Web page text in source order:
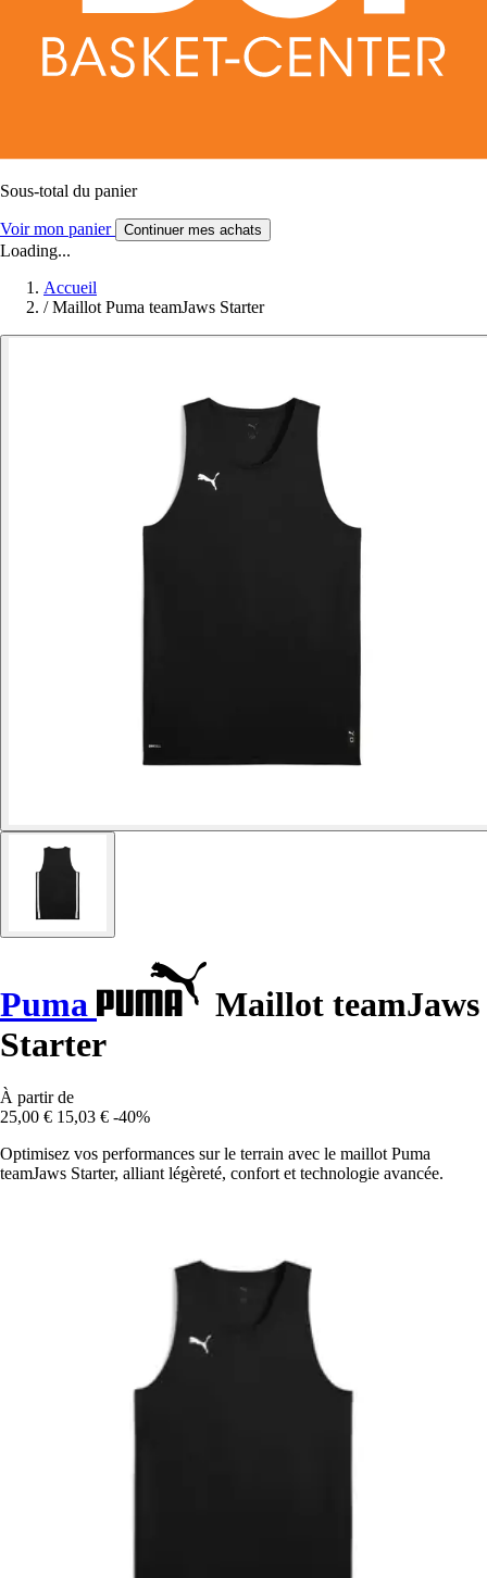
Sous-total du panier
Voir mon panier Continuer mes achats
Loading...
Accueil
/ Maillot Puma teamJaws Starter
Puma
Maillot teamJaws
Starter
À partir de
25,00 € 15,03 € -40%
Optimisez vos performances sur le terrain avec le maillot Puma
teamJaws Starter, alliant légèreté, confort et technologie avancée.